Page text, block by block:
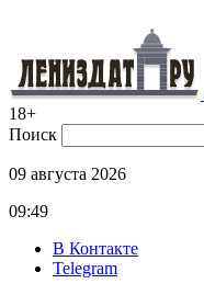
18+
Поиск
09 августа 2026
09:49
В Контакте
Telegram